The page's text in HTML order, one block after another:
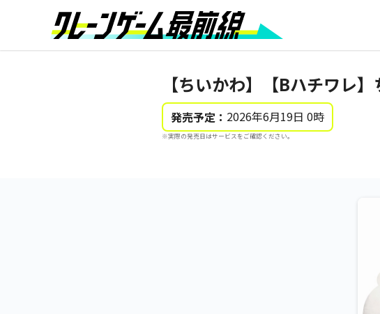
【ちいかわ】【Bハチワレ
発売予定： 2026年6月19日 0時
※実際の発売日はサービスをご確認ください。